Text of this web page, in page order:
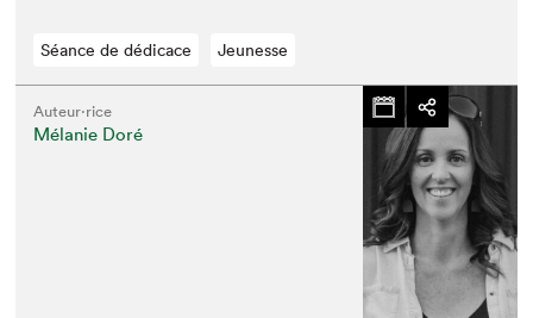
Séance de dédicace Jeunesse
Auteur·rice
Mélanie Doré